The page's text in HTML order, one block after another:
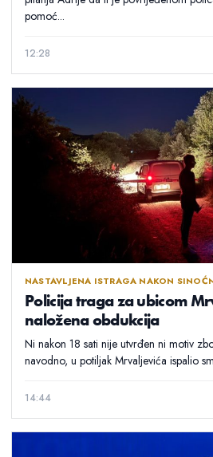
pomoć...
12:28
NASTAVLJENA ISTRAGA NAKON
Policija traga za ubicom
naložena obdukcija
Ni nakon 18 sati nije utvrđen ni motiv
navodno, u potiljak Mrvaljevića ispalio
14:44